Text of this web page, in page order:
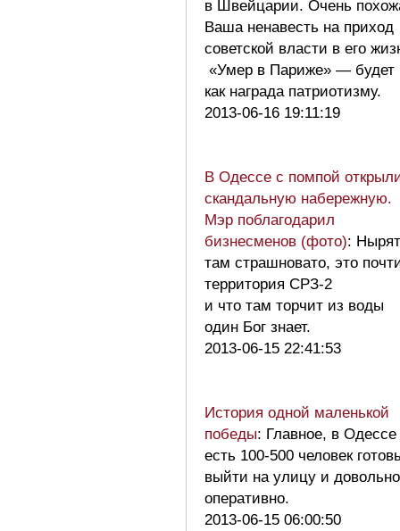
в Швейцарии. Очень
Ваша ненавесть на приход
советской власти в его
«Умер в Париже» — будет
как награда патриотизму.
2013-06-16 19:11:19
В Одессе с помпой
скандальную набережную.
Мэр поблагодарил
бизнесменов (фото):
там страшновато, это
территория СРЗ-2
и что там торчит из воды
один Бог знает.
2013-06-15 22:41:53
История одной маленькой
победы: Главное, в Одессе
есть 100-500 человек
выйти на улицу и довольно
оперативно.
2013-06-15 06:00:50